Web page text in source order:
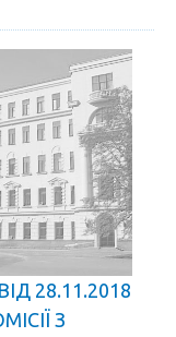
28.11.2018
З